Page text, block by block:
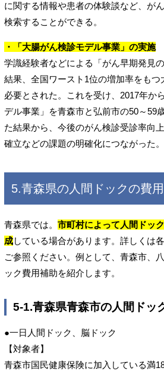
に関する情報や患者の体験談など、が
検索することができる。
・「大腸がん検診モデル事業」の実施
学識経験者などによる「がん早期発見
結果、全国ワースト1位の増加率をも
必要とされた。これを受け、2017年か
デル事業」を青森市と弘前市の50～59
た結果から、今後のがん検診受診率向
確立などの課題の明確化につながった。
5.青森県の人間ドックの費
青森県では。 市町村によって人間ドッ
成している場合があります。詳しくは
ご参照ください。例として、青森市、
ック費用補助を紹介します。
5-1.青森県青森市の人間ドッ
●一日人間ドック、脳ドック
【対象者】
青森市国民健康保険に加入している満